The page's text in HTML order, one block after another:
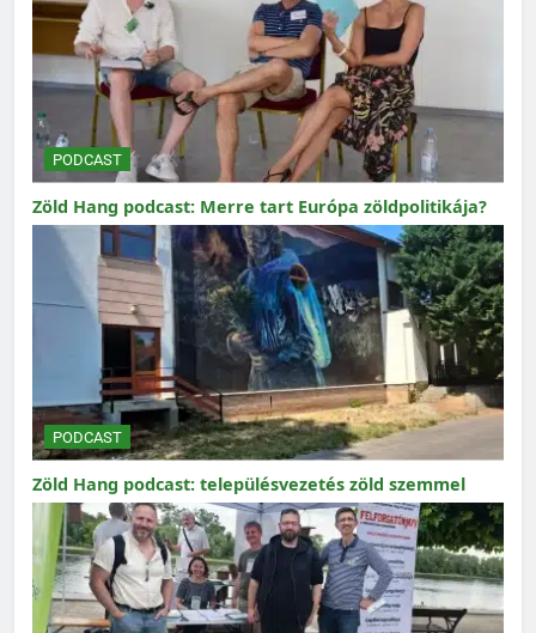
PODCAST
Zöld Hang podcast: Merre tart Európa zöldpolitikája?
PODCAST
Zöld Hang podcast: településvezetés zöld szemmel